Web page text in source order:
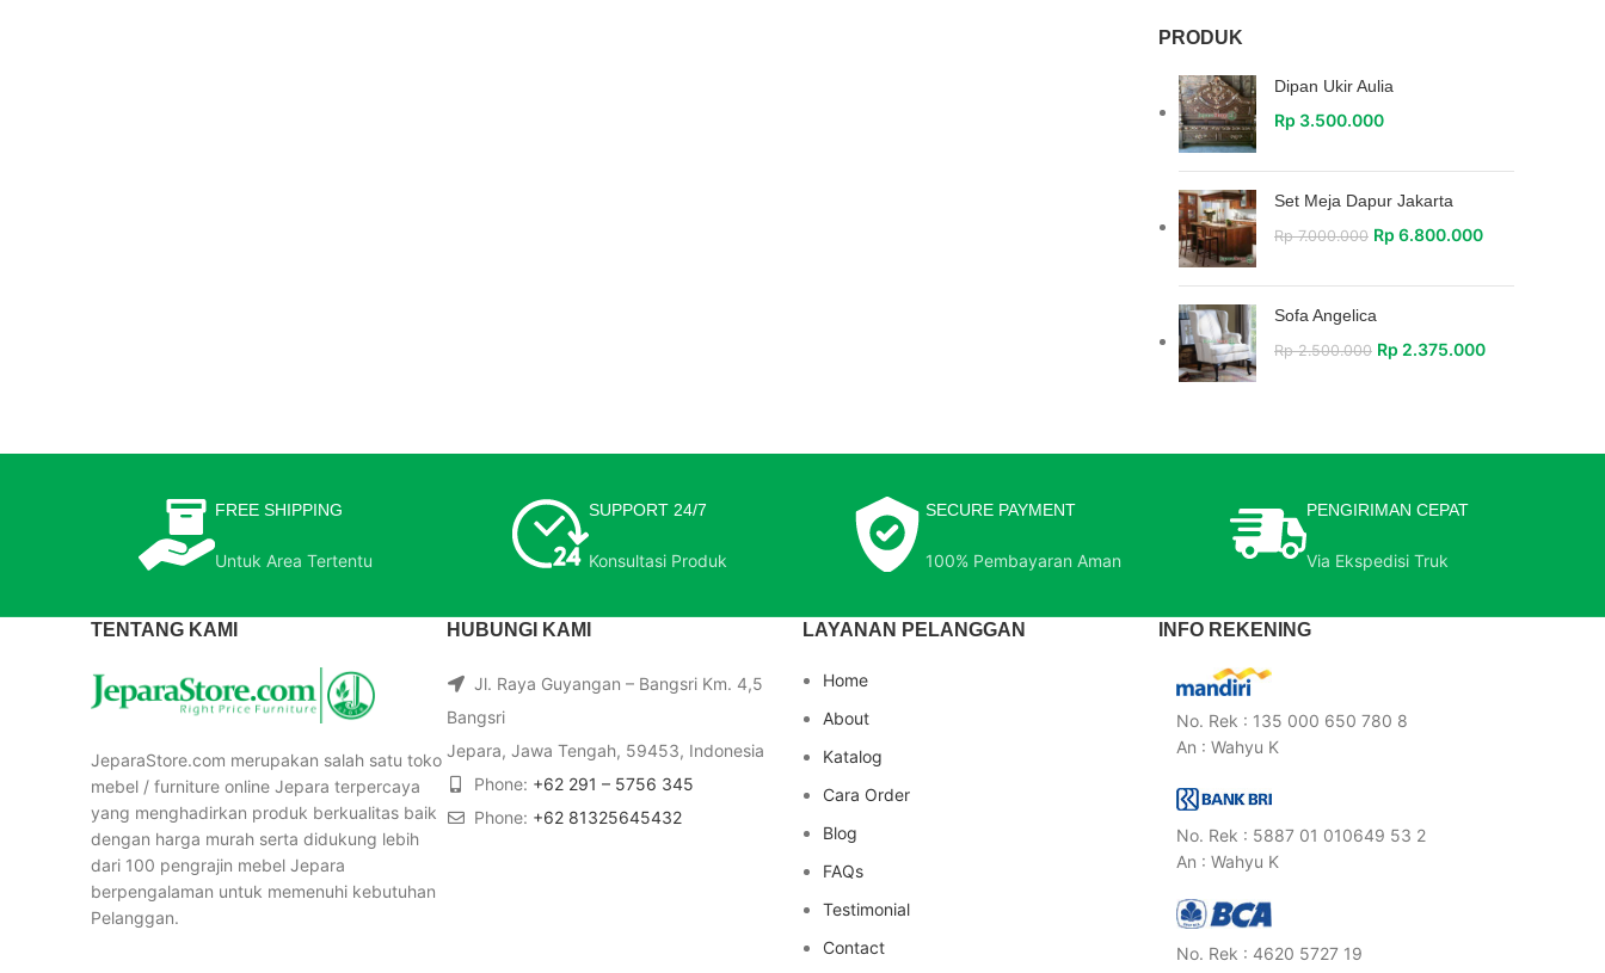
PRODUK
Dipan Ukir Aulia
Rp 3.500.000
Set Meja Dapur Jakarta
Rp7.000.000 Rp 6.800.000
Sofa Angelica
Rp2.500.000 Rp 2.375.000
FREE SHIPPING
Untuk Area Tertentu
SUPPORT 24/7
Konsultasi Produk
SECURE PAYMENT
100% Pembayaran Aman
PENGIRIMAN CEPAT
Via Ekspedisi Truk
TENTANG KAMI
JeparaStore.com merupakan salah satu toko
mebel / furniture online Jepara terpercaya
yang menghadirkan produk berkualitas baik
dengan harga murah serta didukung lebih
dari 100 pengrajin mebel Jepara
berpengalaman untuk memenuhi kebutuhan
Pelanggan.
HUBUNGI KAMI
Jl. Raya Guyangan – Bangsri Km. 4,5
Bangsri
Jepara, Jawa Tengah, 59453, Indonesia
Phone: +62 291 – 5756 345
Phone: +62 81325645432
LAYANAN PELANGGAN
Home
About
Katalog
Cara Order
Blog
FAQs
Testimonial
Contact
INFO REKENING
No. Rek : 135 000 650 780 8
An : Wahyu K
No. Rek : 5887 01 010649 53 2
An : Wahyu K
No. Rek : 4620 5727 19